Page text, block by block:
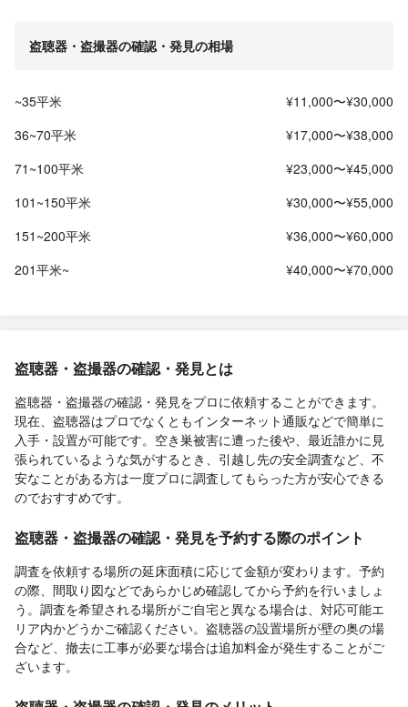
盗聴器・盗撮器の確認・発見の相場
~35平米
¥11,000〜¥30,000
36~70平米
¥17,000〜¥38,000
71~100平米
¥23,000〜¥45,000
101~150平米
¥30,000〜¥55,000
151~200平米
¥36,000〜¥60,000
201平米~
¥40,000〜¥70,000
盗聴器・盗撮器の確認・発見とは
盗聴器・盗撮器の確認・発見をプロに依頼することができます。
現在、盗聴器はプロでなくともインターネット通販などで簡単に
入手・設置が可能です。空き巣被害に遭った後や、最近誰かに見
張られているような気がするとき、引越し先の安全調査など、不
安なことがある方は一度プロに調査してもらった方が安心できる
のでおすすめです。
盗聴器・盗撮器の確認・発見を予約する際のポイント
調査を依頼する場所の延床面積に応じて金額が変わります。予約
の際、間取り図などであらかじめ確認してから予約を行いましょ
う。調査を希望される場所がご自宅と異なる場合は、対応可能エ
リア内かどうかご確認ください。盗聴器の設置場所が壁の奥の場
合など、撤去に工事が必要な場合は追加料金が発生することがご
ざいます。